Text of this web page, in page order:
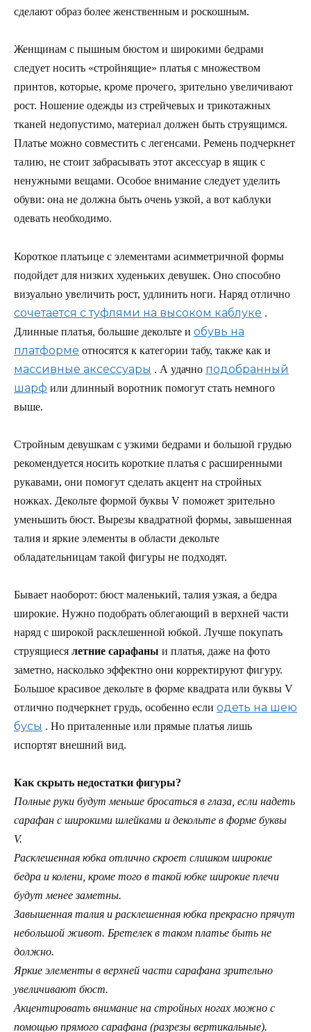
сделают образ более женственным и роскошным.
Женщинам с пышным бюстом и широкими бедрами
следует носить «стройнящие» платья с множеством
принтов, которые, кроме прочего, зрительно увеличивают
рост. Ношение одежды из стрейчевых и трикотажных
тканей недопустимо, материал должен быть струящимся.
Платье можно совместить с легенсами. Ремень подчеркнет
талию, не стоит забрасывать этот аксессуар в ящик с
ненужными вещами. Особое внимание следует уделить
обуви: она не должна быть очень узкой, а вот каблуки
одевать необходимо.
Короткое платьице с элементами асимметричной формы
подойдет для низких худеньких девушек. Оно способно
визуально увеличить рост, удлинить ноги. Наряд отлично
сочетается с туфлями на высоком каблуке .
Длинные платья, большие декольте и обувь на
платформе относятся к категории табу, также как и
массивные аксессуары . А удачно подобранный
шарф или длинный воротник помогут стать немного
выше.
Стройным девушкам с узкими бедрами и большой грудью
рекомендуется носить короткие платья с расширенными
рукавами, они помогут сделать акцент на стройных
ножках. Декольте формой буквы V поможет зрительно
уменьшить бюст. Вырезы квадратной формы, завышенная
талия и яркие элементы в области декольте
обладательницам такой фигуры не подходят.
Бывает наоборот: бюст маленький, талия узкая, а бедра
широкие. Нужно подобрать облегающий в верхней части
наряд с широкой расклешенной юбкой. Лучше покупать
струящиеся летние сарафаны и платья, даже на фото
заметно, насколько эффектно они корректируют фигуру.
Большое красивое декольте в форме квадрата или буквы V
отлично подчеркнет грудь, особенно если одеть на шею
бусы . Но приталенные или прямые платья лишь
испортят внешний вид.
Как скрыть недостатки фигуры?
Полные руки будут меньше бросаться в глаза, если надеть
сарафан с широкими шлейками и декольте в форме буквы
V.
Расклешенная юбка отлично скроет слишком широкие
бедра и колени, кроме того в такой юбке широкие плечи
будут менее заметны.
Завышенная талия и расклешенная юбка прекрасно прячут
небольшой живот. Бретелек в таком платье быть не
должно.
Яркие элементы в верхней части сарафана зрительно
увеличивают бюст.
Акцентировать внимание на стройных ногах можно с
помощью прямого сарафана (разрезы вертикальные).